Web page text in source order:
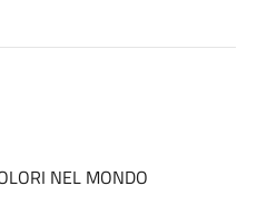
NEL MONDO